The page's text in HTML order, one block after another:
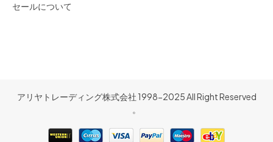
セールについて
アリヤトレーディング株式会社 1998-2025 All Right Reserved
。